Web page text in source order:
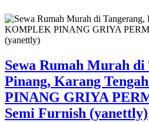
Sewa Rumah Murah di
Pinang, Karang
PINANG GRIYA
Semi Furnish (yanettly)